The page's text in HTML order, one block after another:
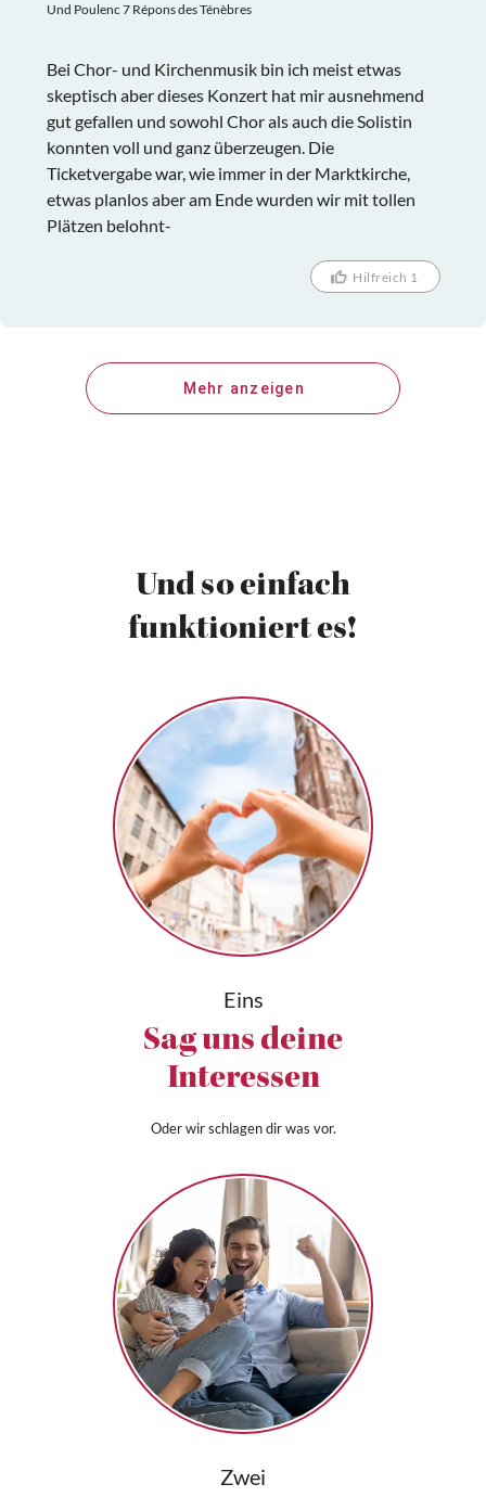
Und Poulenc 7 Répons des Ténèbres
Bei Chor- und Kirchenmusik bin ich meist etwas
skeptisch aber dieses Konzert hat mir ausnehmend
gut gefallen und sowohl Chor als auch die Solistin
konnten voll und ganz überzeugen. Die
Ticketvergabe war, wie immer in der Marktkirche,
etwas planlos aber am Ende wurden wir mit tollen
Plätzen belohnt-
Hilfreich 1
Mehr anzeigen
Und so einfach
funktioniert es!
Eins
Sag uns deine
Interessen
Oder wir schlagen dir was vor.
Zwei